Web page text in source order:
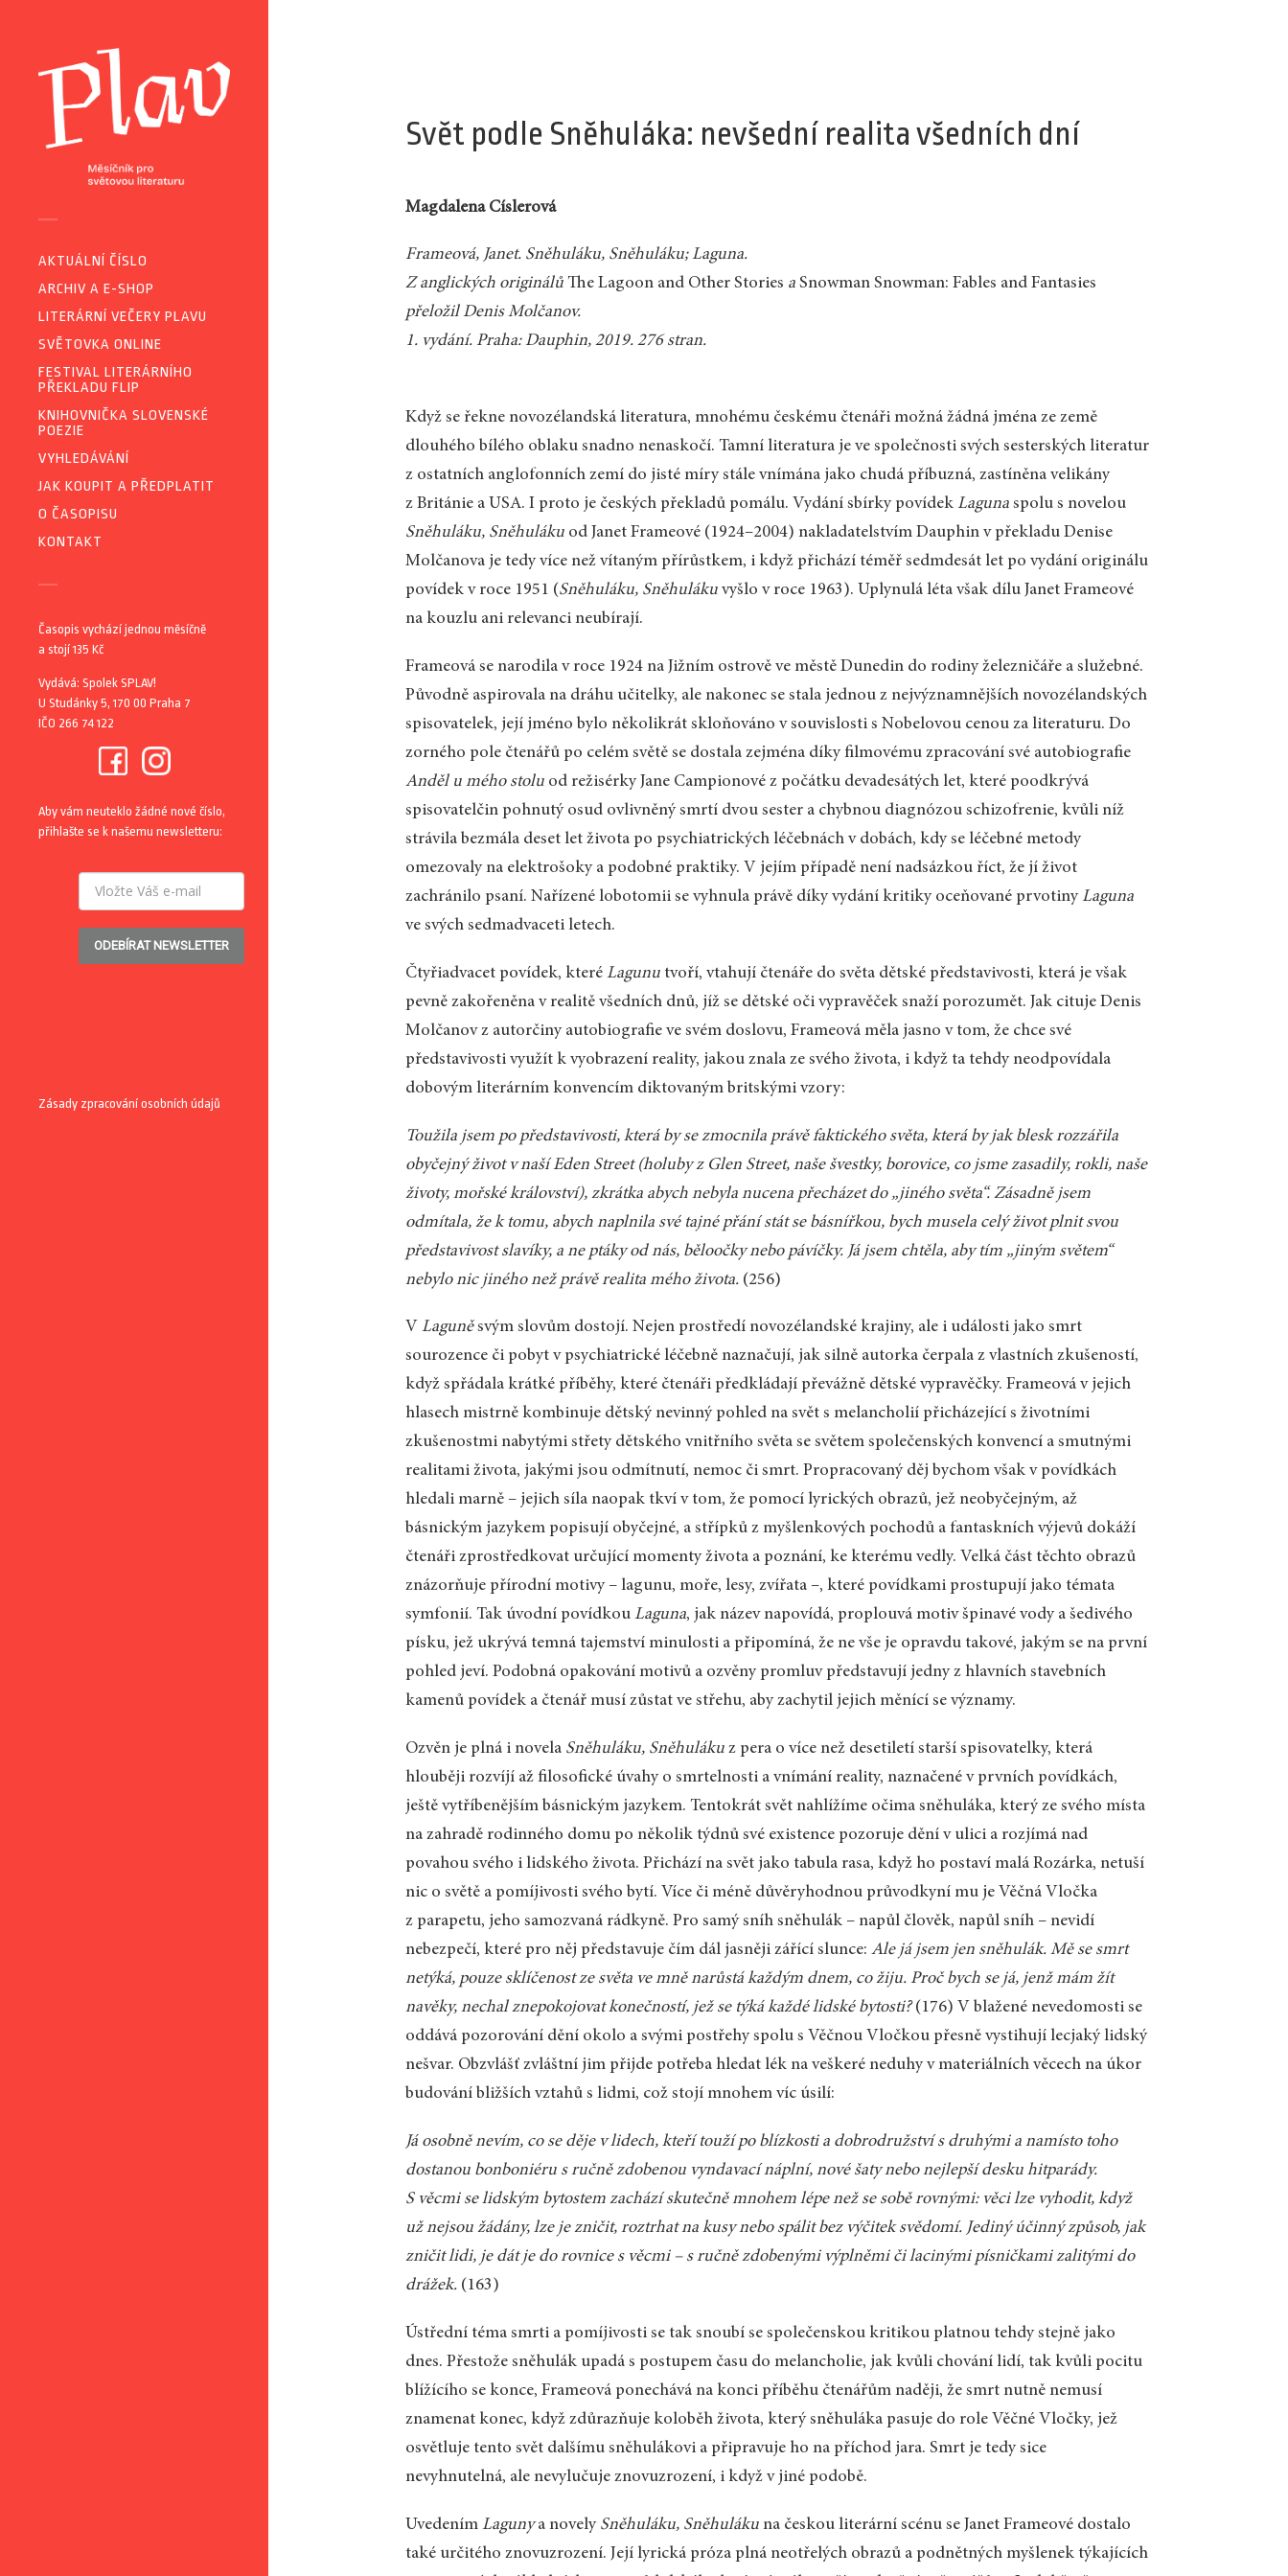
AKTUÁLNÍ ČÍSLO
ARCHIV A E-SHOP
LITERÁRNÍ VEČERY PLAVU
SVĚTOVKA ONLINE
FESTIVAL LITERÁRNÍHO
PŘEKLADU FLIP
KNIHOVNIČKA SLOVENSKÉ
POEZIE
VYHLEDÁVÁNÍ
JAK KOUPIT A PŘEDPLATIT
O ČASOPISU
KONTAKT
Časopis vychází jednou měsíčně
a stojí 135 Kč
Vydává: Spolek SPLAV!
U Studánky 5, 170 00 Praha 7
IČO 266 74 122
Aby vám neuteklo žádné nové číslo,
přihlašte se k našemu newsletteru:
ODEBÍRAT NEWSLETTER
Zásady zpracování osobních údajů
Svět podle Sněhuláka: nevšední realita všedních dní
Magdalena Císlerová
Frameová, Janet. Sněhuláku, Sněhuláku; Laguna.
Z anglických originálůThe Lagoon and Other Stories aSnowman Snowman: Fables and Fantasies
přeložil Denis Molčanov.
1. vydání. Praha: Dauphin, 2019. 276 stran.
Když se řekne novozélandská literatura, mnohému českému čtenáři možná žádná jména ze země
dlouhého bílého oblaku snadno nenaskočí. Tamní literatura je ve společnosti svých sesterských literatur
z ostatních anglofonních zemí do jisté míry stále vnímána jako chudá příbuzná, zastíněna velikány
z Británie a USA. I proto je českých překladů pomálu. Vydání sbírky povídekLaguna spolu s novelou
Sněhuláku, Sněhuláku od Janet Frameové (1924–2004) nakladatelstvím Dauphin v překladu Denise
Molčanova je tedy více než vítaným přírůstkem, i když přichází téměř sedmdesát let po vydání originálu
povídek v roce 1951 (Sněhuláku, Sněhuláku vyšlo v roce 1963). Uplynulá léta však dílu Janet Frameové
na kouzlu ani relevanci neubírají.
Frameová se narodila v roce 1924 na Jižním ostrově ve městě Dunedin do rodiny železničáře a služebné.
Původně aspirovala na dráhu učitelky, ale nakonec se stala jednou z nejvýznamnějších novozélandských
spisovatelek, její jméno bylo několikrát skloňováno v souvislosti s Nobelovou cenou za literaturu. Do
zorného pole čtenářů po celém světě se dostala zejména díky filmovému zpracování své autobiografie
Anděl u mého stolu od režisérky Jane Campionové z počátku devadesátých let, které poodkrývá
spisovatelčin pohnutý osud ovlivněný smrtí dvou sester a chybnou diagnózou schizofrenie, kvůli níž
strávila bezmála deset let života po psychiatrických léčebnách v dobách, kdy se léčebné metody
omezovaly na elektrošoky a podobné praktiky. V jejím případě není nadsázkou říct, že jí život
zachránilo psaní. Nařízené lobotomii se vyhnula právě díky vydání kritiky oceňované prvotinyLaguna
ve svých sedmadvaceti letech.
Čtyřiadvacet povídek, kteréLagunu tvoří, vtahují čtenáře do světa dětské představivosti, která je však
pevně zakořeněna v realitě všedních dnů, jíž se dětské oči vypravěček snaží porozumět. Jak cituje Denis
Molčanov z autorčiny autobiografie ve svém doslovu, Frameová měla jasno v tom, že chce své
představivosti využít k vyobrazení reality, jakou znala ze svého života, i když ta tehdy neodpovídala
dobovým literárním konvencím diktovaným britskými vzory:
Toužila jsem po představivosti, která by se zmocnila právě faktického světa, která by jak blesk rozzářila
obyčejný život v naší Eden Street (holuby z Glen Street, naše švestky, borovice, co jsme zasadily, rokli, naše
životy, mořské království), zkrátka abych nebyla nucena přecházet do „jiného světa“. Zásadně jsem
odmítala, že k tomu, abych naplnila své tajné přání stát se básnířkou, bych musela celý život plnit svou
představivost slavíky, a ne ptáky od nás, běloočky nebo pávíčky. Já jsem chtěla, aby tím „jiným světem“
nebylo nic jiného než právě realita mého života. (256)
VLaguněsvým slovům dostojí. Nejen prostředí novozélandské krajiny, ale i události jako smrt
sourozence či pobyt v psychiatrické léčebně naznačují, jak silně autorka čerpala z vlastních zkušeností,
když spřádala krátké příběhy, které čtenáři předkládají převážně dětské vypravěčky. Frameová v jejich
hlasech mistrně kombinuje dětský nevinný pohled na svět s melancholií přicházející s životními
zkušenostmi nabytými střety dětského vnitřního světa se světem společenských konvencí a smutnými
realitami života, jakými jsou odmítnutí, nemoc či smrt. Propracovaný děj bychom však v povídkách
hledali marně – jejich síla naopak tkví v tom, že pomocí lyrických obrazů, jež neobyčejným, až
básnickým jazykem popisují obyčejné, a střípků z myšlenkových pochodů a fantaskních výjevů dokáží
čtenáři zprostředkovat určující momenty života a poznání, ke kterému vedly. Velká část těchto obrazů
znázorňuje přírodní motivy – lagunu, moře, lesy, zvířata –, které povídkami prostupují jako témata
symfonií. Tak úvodní povídkouLaguna, jak název napovídá, proplouvá motiv špinavé vody a šedivého
písku, jež ukrývá temná tajemství minulosti a připomíná, že ne vše je opravdu takové, jakým se na první
pohled jeví. Podobná opakování motivů a ozvěny promluv představují jedny z hlavních stavebních
kamenů povídek a čtenář musí zůstat ve střehu, aby zachytil jejich měnící se významy.
Ozvěn je plná i novela Sněhuláku, Sněhuláku z pera o více než desetiletí starší spisovatelky, která
hlouběji rozvíjí až filosofické úvahy o smrtelnosti a vnímání reality, naznačené v prvních povídkách,
ještě vytříbenějším básnickým jazykem. Tentokrát svět nahlížíme očima sněhuláka, který ze svého místa
na zahradě rodinného domu po několik týdnů své existence pozoruje dění v ulici a rozjímá nad
povahou svého i lidského života. Přichází na svět jako tabula rasa, když ho postaví malá Rozárka, netuší
nic o světě a pomíjivosti svého bytí. Více či méně důvěryhodnou průvodkyní mu je Věčná Vločka
z parapetu, jeho samozvaná rádkyně. Pro samý sníh sněhulák – napůl člověk, napůl sníh – nevidí
nebezpečí, které pro něj představuje čím dál jasněji zářící slunce:Ale já jsem jen sněhulák. Mě se smrt
netýká, pouze sklíčenost ze světa ve mně narůstá každým dnem, co žiju. Proč bych se já, jenž mám žít
navěky, nechal znepokojovat konečností, jež se týká každé lidské bytosti?(176) V blažené nevedomosti se
oddává pozorování dění okolo a svými postřehy spolu s Věčnou Vločkou přesně vystihují lecjaký lidský
nešvar. Obzvlášť zvláštní jim přijde potřeba hledat lék na veškeré neduhy v materiálních věcech na úkor
budování bližších vztahů s lidmi, což stojí mnohem víc úsilí:
Já osobně nevím, co se děje v lidech, kteří touží po blízkosti a dobrodružství s druhými a namísto toho
dostanou bonboniéru s ručně zdobenou vyndavací náplní, nové šaty nebo nejlepší desku hitparády.
S věcmi se lidským bytostem zachází skutečně mnohem lépe než se sobě rovnými: věci lze vyhodit, když
už nejsou žádány, lze je zničit, roztrhat na kusy nebo spálit bez výčitek svědomí. Jediný účinný způsob, jak
zničit lidi, je dát je do rovnice s věcmi – s ručně zdobenými výplněmi či lacinými písničkami zalitými do
drážek. (163)
Ústřední téma smrti a pomíjivosti se tak snoubí se společenskou kritikou platnou tehdy stejně jako
dnes. Přestože sněhulák upadá s postupem času do melancholie, jak kvůli chování lidí, tak kvůli pocitu
blížícího se konce, Frameová ponechává na konci příběhu čtenářům naději, že smrt nutně nemusí
znamenat konec, když zdůrazňuje koloběh života, který sněhuláka pasuje do role Věčné Vločky, jež
osvětluje tento svět dalšímu sněhulákovi a připravuje ho na příchod jara. Smrt je tedy sice
nevyhnutelná, ale nevylučuje znovuzrození, i když v jiné podobě.
UvedenímLagunya novely Sněhuláku, Sněhuláku na českou literární scénu se Janet Frameové dostalo
také určitého znovuzrození. Její lyrická próza plná neotřelých obrazů a podnětných myšlenek týkajících